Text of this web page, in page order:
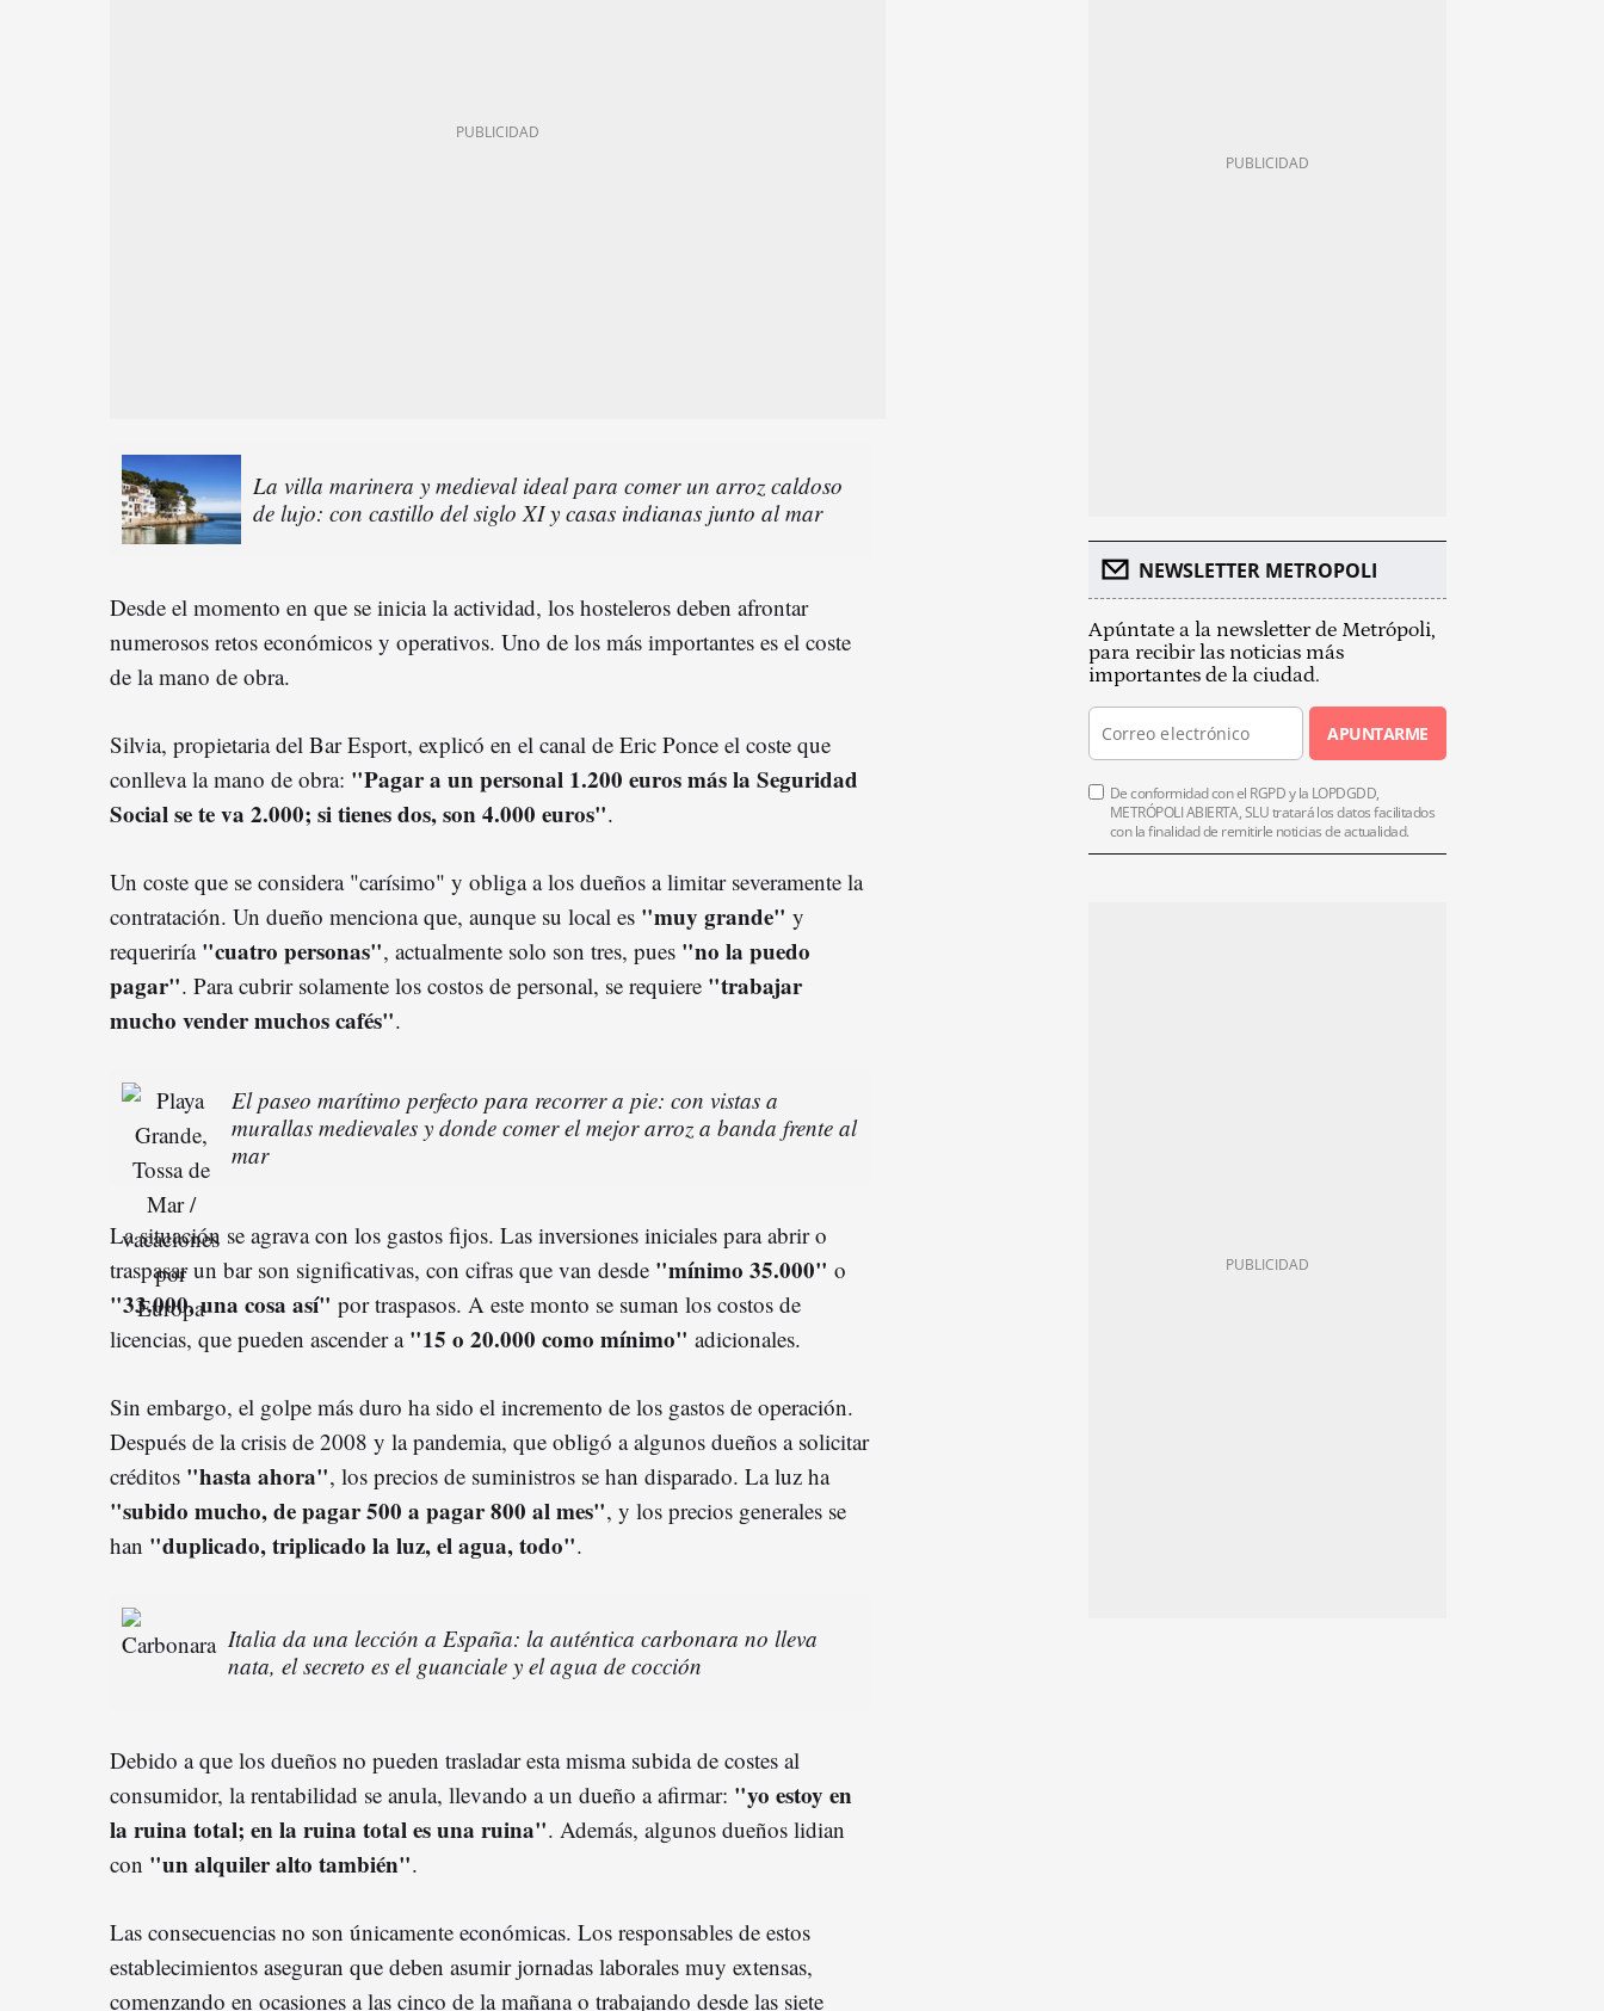
La villa marinera y medieval ideal para comer un arroz caldoso
de lujo: con castillo del siglo XI y casas indianas junto al mar
Desde el momento en que se inicia la actividad, los hosteleros deben afrontar
numerosos retos económicos y operativos. Uno de los más importantes es el coste
de la mano de obra.
Silvia, propietaria del Bar Esport, explicó en el canal de Eric Ponce el coste que
conlleva la mano de obra: "Pagar a un personal 1.200 euros más la Seguridad
Social se te va 2.000; si tienes dos, son 4.000 euros".
Un coste que se considera "carísimo" y obliga a los dueños a limitar severamente la
contratación. Un dueño menciona que, aunque su local es "muy grande" y
requeriría "cuatro personas", actualmente solo son tres, pues "no la puedo
pagar". Para cubrir solamente los costos de personal, se requiere "trabajar
mucho vender muchos cafés".
El paseo marítimo perfecto para recorrer a pie: con vistas a
murallas medievales y donde comer el mejor arroz a banda frente al
mar
La situación se agrava con los gastos fijos. Las inversiones iniciales para abrir o
traspasar un bar son significativas, con cifras que van desde "mínimo 35.000" o
"33.000, una cosa así" por traspasos. A este monto se suman los costos de
licencias, que pueden ascender a "15 o 20.000 como mínimo" adicionales.
Sin embargo, el golpe más duro ha sido el incremento de los gastos de operación.
Después de la crisis de 2008 y la pandemia, que obligó a algunos dueños a solicitar
créditos "hasta ahora", los precios de suministros se han disparado. La luz ha
"subido mucho, de pagar 500 a pagar 800 al mes", y los precios generales se
han "duplicado, triplicado la luz, el agua, todo".
Italia da una lección a España: la auténtica carbonara no lleva
nata, el secreto es el guanciale y el agua de cocción
Debido a que los dueños no pueden trasladar esta misma subida de costes al
consumidor, la rentabilidad se anula, llevando a un dueño a afirmar: "yo estoy en
la ruina total; en la ruina total es una ruina". Además, algunos dueños lidian
con "un alquiler alto también".
Las consecuencias no son únicamente económicas. Los responsables de estos
establecimientos aseguran que deben asumir jornadas laborales muy extensas,
comenzando en ocasiones a las cinco de la mañana o trabajando desde las siete
NEWSLETTER METROPOLI
Apúntate a la newsletter de Metrópoli,
para recibir las noticias más
importantes de la ciudad.
APUNTARME
De conformidad con el RGPD y la LOPDGDD,
METRÓPOLI ABIERTA, SLU tratará los datos facilitados
con la finalidad de remitirle noticias de actualidad.